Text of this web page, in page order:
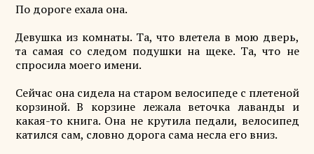
По дороге ехала она.
Девушка из комнаты. Та, что влетела в мою дверь,
та самая со следом подушки на щеке. Та, что не
спросила моего имени.
Сейчас она сидела на старом велосипеде с плетеной
корзиной. В корзине лежала веточка лаванды и
какая-то книга. Она не крутила педали, велосипед
катился сам, словно дорога сама несла его вниз.